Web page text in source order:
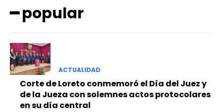
━ Planes
━ popular
ACTUALIDAD
Corte de Loreto conmemoró el Día del Juez y
de la Jueza con solemnes actos protocolares
en su día central